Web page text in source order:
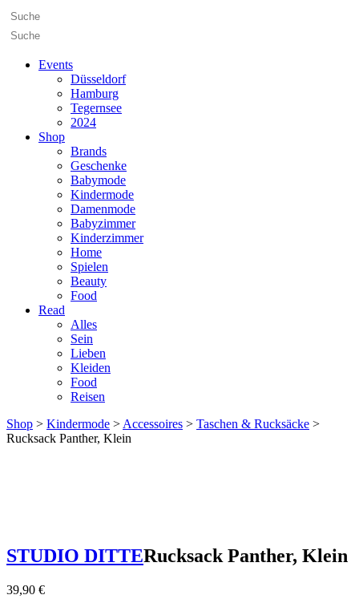
Events
Düsseldorf
Hamburg
Tegernsee
2024
Shop
Brands
Geschenke
Babymode
Kindermode
Damenmode
Babyzimmer
Kinderzimmer
Home
Spielen
Beauty
Food
Read
Alles
Sein
Lieben
Kleiden
Food
Reisen
Shop > Kindermode > Accessoires > Taschen & Rucksäcke >
Rucksack Panther, Klein
STUDIO DITTERucksack Panther, Klein
39,90 €